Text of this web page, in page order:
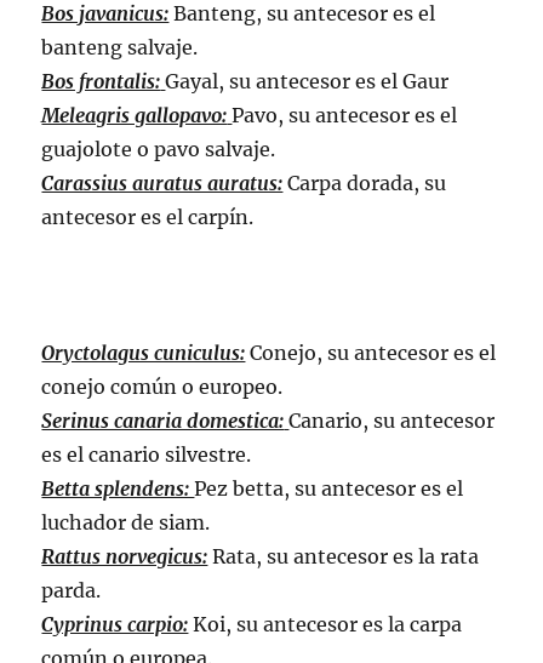
Bos javanicus: Banteng, su antecesor es el
banteng salvaje.
Bos frontalis: Gayal, su antecesor es el Gaur
Meleagris gallopavo: Pavo, su antecesor es el
guajolote o pavo salvaje.
Carassius auratus auratus: Carpa dorada, su
antecesor es el carpín.
Oryctolagus cuniculus: Conejo, su antecesor es el
conejo común o europeo.
Serinus canaria domestica: Canario, su antecesor
es el canario silvestre.
Betta splendens:Pez betta, su antecesor es el
luchador de siam.
Rattus norvegicus: Rata, su antecesor es la rata
parda.
Cyprinus carpio: Koi, su antecesor es la carpa